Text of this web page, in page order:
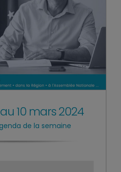
10 mars 2024
de la semaine